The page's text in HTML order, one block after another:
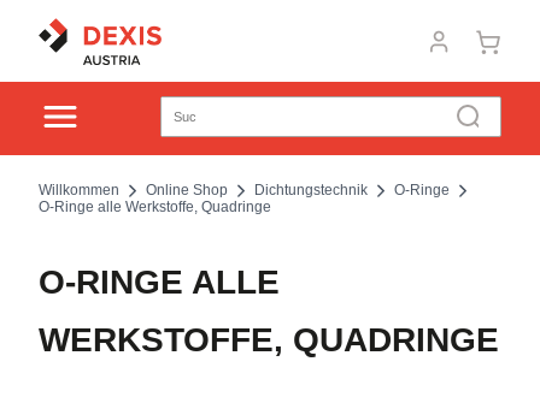
Willkommen Online Shop Dichtungstechnik
O-Ringe
O-Ringe alle Werkstoffe, Quadringe
O-RINGE ALLE
WERKSTOFFE, QUADRINGE